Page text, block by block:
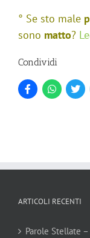
° Se sto male
sono matto?
Condividi
ARTICOLI RECENTI
Parole Stellate